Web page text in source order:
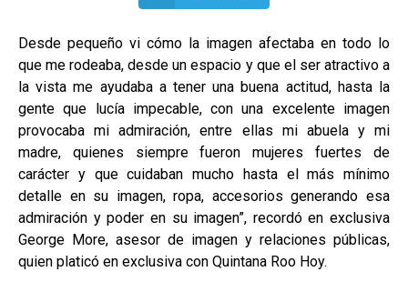
Desde pequeño vi cómo la imagen afectaba en todo lo
que me rodeaba, desde un espacio y que el ser atractivo a
la vista me ayudaba a tener una buena actitud, hasta la
gente que lucía impecable, con una excelente imagen
provocaba mi admiración, entre ellas mi abuela y mi
madre, quienes siempre fueron mujeres fuertes de
carácter y que cuidaban mucho hasta el más mínimo
detalle en su imagen, ropa, accesorios generando esa
admiración y poder en su imagen”, recordó en exclusiva
George More, asesor de imagen y relaciones públicas,
quien platicó en exclusiva con Quintana Roo Hoy.